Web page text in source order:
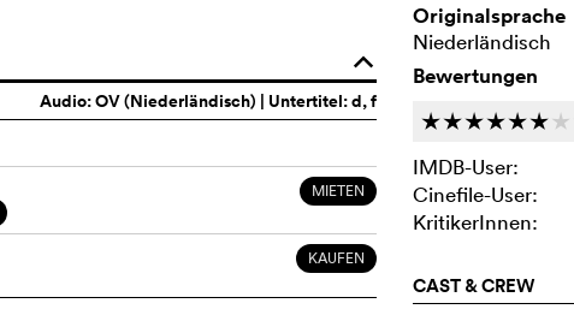
o
Audio:OV (Niederländisch) | Untertitel: d, f
MIETEN
KAUFEN
Originalsprache
Niederländisch
Bewertungen
cccccc c
IMDB-User:
Cinefile-User:
KritikerInnen:
CAST & CREW